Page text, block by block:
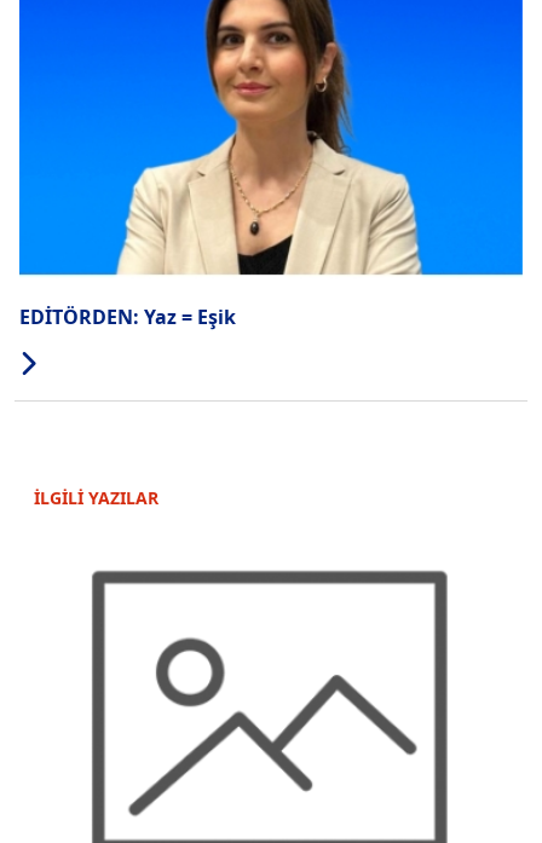
EDİTÖRDEN: Yaz = Eşik
İLGİLİ YAZILAR